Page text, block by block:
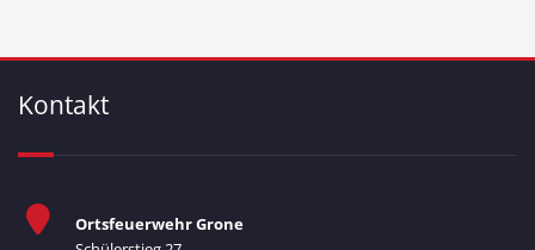
Kontakt
Ortsfeuerwehr Grone